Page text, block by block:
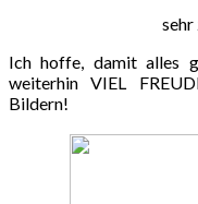
Ich hoffe, damit alles
weiterhin VIEL
Bildern!